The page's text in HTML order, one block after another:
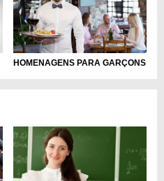
HOMENAGENS PARA GARÇONS